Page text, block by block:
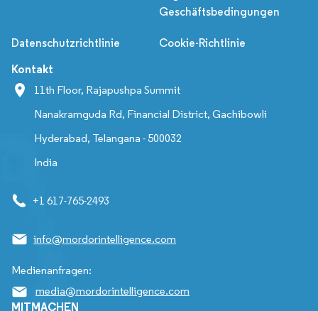
Geschäftsbedingungen
Datenschutzrichtlinie Cookie-Richtlinie
Kontakt
11th Floor, Rajapushpa Summit
Nanakramguda Rd, Financial District, Gachibowli
Hyderabad, Telangana - 500032
India
+1 617-765-2493
info@mordorintelligence.com
Medienanfragen:
media@mordorintelligence.com
MITMACHEN